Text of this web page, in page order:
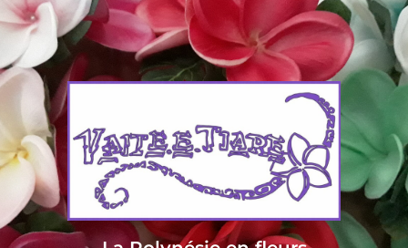
Livraison sous 24/48h en Métropole - Frais de livraison offert dès 85
euros d'achat en Métropole, dès 150 euros pour le reste du monde